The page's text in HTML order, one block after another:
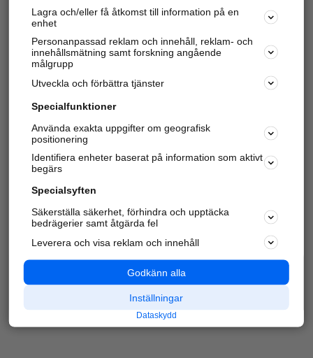
Har du redan verifierat ditt företag? Logga in
Varje vecka besöker du och4 miljoner
andra
härliga användare oss för att hitta rätt lokal
information om företag, privatpersoner och
platser.
Lagra och/eller få åtkomst till information på en
enhet
Personanpassad reklam och innehåll, reklam- och
innehållsmätning samt forskning angående
målgrupp
Utveckla och förbättra tjänster
Specialfunktioner
Använda exakta uppgifter om geografisk
positionering
Identifiera enheter baserat på information som aktivt
begärs
Specialsyften
Säkerställa säkerhet, förhindra och upptäcka
bedrägerier samt åtgärda fel
Leverera och visa reklam och innehåll
Godkänn alla
Inställningar
Dataskydd